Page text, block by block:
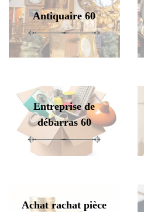
Antiquaire 60
Entreprise de
débarras 60
Achat rachat pièce